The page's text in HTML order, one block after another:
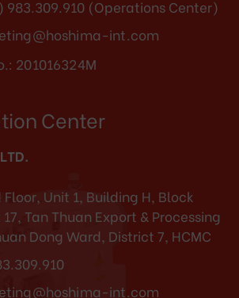
983.309.910 (Operations Center)
int.com
201016324M
Center
Floor, Unit 1, Building H, Block
Tan Thuan Export & Processing
Dong Ward, District 7, HCMC
int.com